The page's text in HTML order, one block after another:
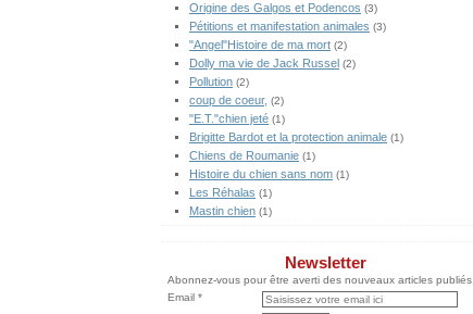
Origine des Galgos et Podencos (3)
Pétitions et manifestation animales (3)
"Angel"Histoire de ma mort (2)
Dolly ma vie de Jack Russel (2)
Pollution (2)
coup de coeur, (2)
"E.T."chien jeté (1)
Brigitte Bardot et la protection animale (1)
Chiens de Roumanie (1)
Histoire du chien sans nom (1)
Les Réhalas (1)
Mastin chien (1)
Newsletter
Abonnez-vous pour être averti des nouveaux articles publiés.
Email